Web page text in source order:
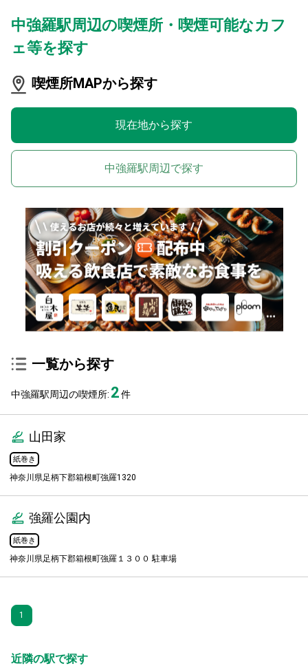
中強羅駅周辺の喫煙所・喫煙可能なカフ
ェ等を探す
喫煙所MAPから探す
現在地から探す
中強羅駅周辺で探す
一覧から探す
中強羅駅周辺の喫煙所: 2件
山田家
紙巻き
神奈川県足柄下郡箱根町強羅1320
強羅公園内
紙巻き
神奈川県足柄下郡箱根町強羅１３００ 駐車場
1
近隣の駅で探す